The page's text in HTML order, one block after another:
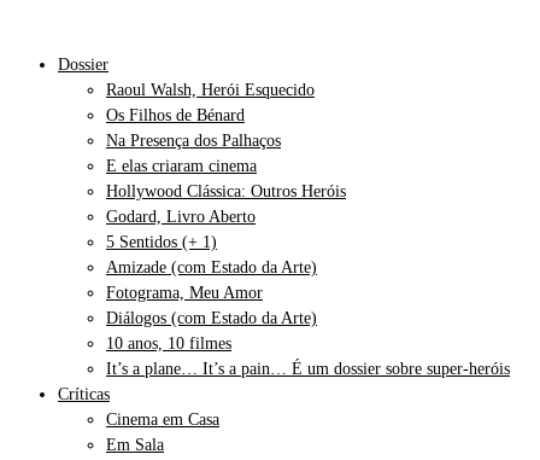
Dossier
Raoul Walsh, Herói Esquecido
Os Filhos de Bénard
Na Presença dos Palhaços
E elas criaram cinema
Hollywood Clássica: Outros Heróis
Godard, Livro Aberto
5 Sentidos (+ 1)
Amizade (com Estado da Arte)
Fotograma, Meu Amor
Diálogos (com Estado da Arte)
10 anos, 10 filmes
It’s a plane… It’s a pain… É um dossier sobre super-heróis
Críticas
Cinema em Casa
Em Sala